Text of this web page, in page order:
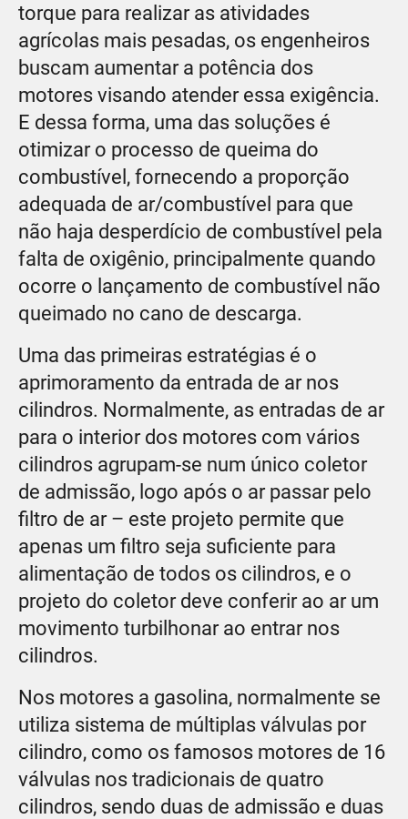
torque para realizar as atividades
agrícolas mais pesadas, os engenheiros
buscam aumentar a potência dos
motores visando atender essa exigência.
E dessa forma, uma das soluções é
otimizar o processo de queima do
combustível, fornecendo a proporção
adequada de ar/combustível para que
não haja desperdício de combustível pela
falta de oxigênio, principalmente quando
ocorre o lançamento de combustível não
queimado no cano de descarga.
Uma das primeiras estratégias é o
aprimoramento da entrada de ar nos
cilindros. Normalmente, as entradas de ar
para o interior dos motores com vários
cilindros agrupam-se num único coletor
de admissão, logo após o ar passar pelo
filtro de ar – este projeto permite que
apenas um filtro seja suficiente para
alimentação de todos os cilindros, e o
projeto do coletor deve conferir ao ar um
movimento turbilhonar ao entrar nos
cilindros.
Nos motores a gasolina, normalmente se
utiliza sistema de múltiplas válvulas por
cilindro, como os famosos motores de 16
válvulas nos tradicionais de quatro
cilindros, sendo duas de admissão e duas